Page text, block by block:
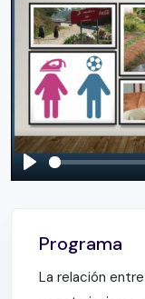
Play
Programa
La relación